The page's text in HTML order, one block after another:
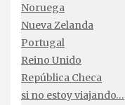
Noruega
Nueva Zelanda
Portugal
Reino Unido
República Checa
si no estoy viajando…